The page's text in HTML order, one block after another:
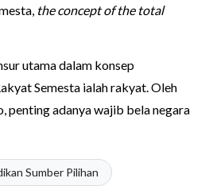
the concept of the total
utama dalam konsep
Semesta ialah rakyat. Oleh
penting adanya wajib bela negara
Sumber Pilihan